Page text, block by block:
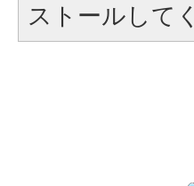
ストールして